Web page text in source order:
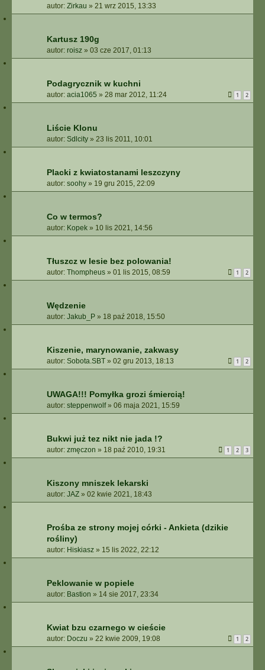
autor: Zirkau » 21 wrz 2015, 13:33
Kartusz 190g
autor: roisz » 03 cze 2017, 01:13
Podagrycznik w kuchni
autor: acia1065 » 28 mar 2012, 11:24 1 2
Liście Klonu
autor: Sdlcity » 23 lis 2011, 10:01
Placki z kwiatostanami leszczyny
autor: soohy » 19 gru 2015, 22:09
Co w termos?
autor: Kopek » 10 lis 2021, 14:56
Tłuszcz w lesie bez polowania!
autor: Thompheus » 01 lis 2015, 08:59 1 2
Wędzenie
autor: Jakub_P » 18 paź 2018, 15:50
Kiszenie, marynowanie, zakwasy
autor: Sobota.SBT » 02 gru 2013, 18:13 1 2
UWAGA!!! Pomyłka grozi śmiercią!
autor: steppenwolf» 06 maja 2021, 15:59
Bukwi już tez nikt nie jada !?
autor: zmęczon » 18 paź 2010, 19:31 1 2 3
Kiszony mniszek lekarski
autor: JAZ » 02 kwie 2021, 18:43
Prośba ze strony mojej córki - Ankieta (dzikie
rośliny)
autor: Hiskiasz » 15 lis 2022, 22:12
Peklowanie w popiele
autor: Bastion » 14 sie 2017, 23:34
Kwiat bzu czarnego w cieście
autor: Doczu » 22 kwie 2009, 19:08 1 2